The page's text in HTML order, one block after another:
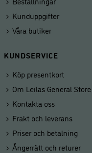
Kunduppgifter
Våra butiker
KUNDSERVICE
Köp presentkort
Om Leilas General Store
Kontakta oss
Frakt och leverans
Priser och betalning
Ångerrätt och returer